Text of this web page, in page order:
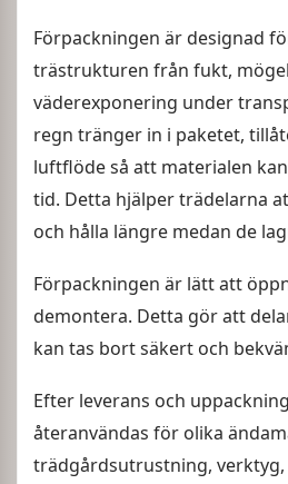
Förpackningen är designad
trästrukturen från fukt,
väderexponering under
regn tränger in i paketet,
luftflöde så att materialen
tid. Detta hjälper trädelarna
och hålla längre medan de
Förpackningen är lätt att
demontera. Detta gör att
kan tas bort säkert och
Efter leverans och
återanvändas för olika
trädgårdsutrustning,